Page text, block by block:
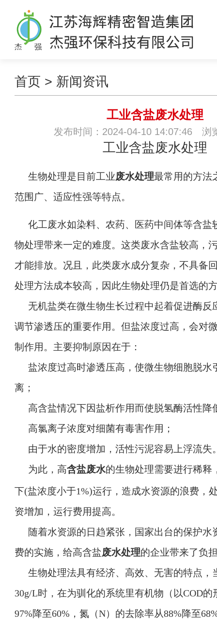
首页 > 新闻资讯
工业含盐废水处理
发布时间：2024-04-10 14:07:46 浏
工业含盐废水处理
生物处理是目前工业废水处理最常用的方法
范围广、适应性强等特点。
化工废水如染料、农药、医药中间体等含盐
物处理带来一定的难度。这类废水含盐较高，
才能排放。况且，此类废水成分复杂，不具备
处理方法成本较高，因此生物处理仍是首选的
无机盐类在微生物生长过程中起着促进酶反
调节渗透压的重要作用。但盐浓度过高，会对
制作用。主要抑制原因在于：
盐浓度过高时渗透压高，使微生物细胞脱水
离；
高含盐情况下因盐析作用而使脱氢酶活性降
高氯离子浓度对细菌有毒害作用；
由于水的密度增加，活性污泥容易上浮流失
为此，高含盐废水的生物处理需要进行稀释
下(盐浓度小于1%)运行，造成水资源的浪费，
资增加，运行费用提高。
随着水资源的日趋紧张，国家出台的保护水
费的实施，给高含盐废水处理的企业带来了负
生物处理法具有经济、高效、无害的特点，
30g/L时，在为驯化的系统里有机物（以COD的
97%降至60%，氮（N）的去除率从88%降至